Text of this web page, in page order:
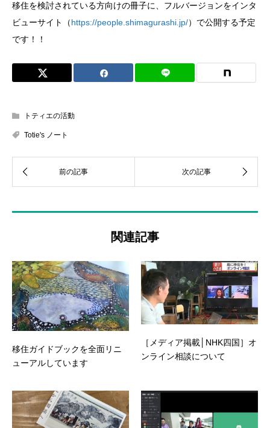
移住を検討されている方向けの冊子に、フルバージョンをインタ
ビューサイト（https://people.shimagurashi.jp/）で公開する予定
です！！
トティエの活動
Totie's ノート
関連記事
移住ガイドブックを全面リニ
ューアルしています
［メディア掲載│NHK四国］オ
ンライン相談について